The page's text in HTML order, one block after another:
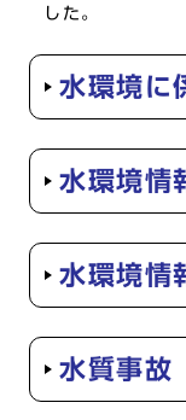
した。
水環境に
水環境
水環境情
水質事故